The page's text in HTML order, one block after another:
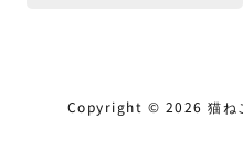
Copyright © 2026 猫ね